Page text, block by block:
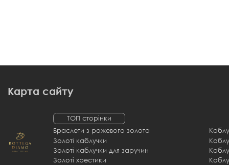
Карта сайту
ТОП сторінки
Браслети з рожевого золота
Золоті каблучки
Золоті каблучки для заручин
Золоті хрестики